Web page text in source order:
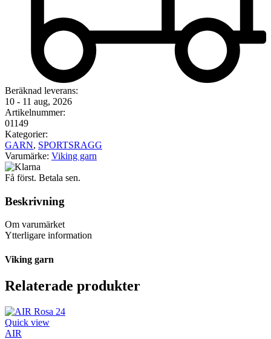
Beräknad leverans:
10 - 11 aug, 2026
Artikelnummer:
01149
Kategorier:
GARN, SPORTSRAGG
Varumärke: Viking garn
Få först. Betala sen.
Beskrivning
Om varumärket
Ytterligare information
Viking garn
Relaterade produkter
Quick view
AIR